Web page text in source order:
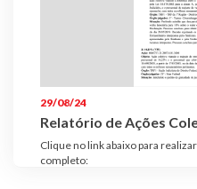
29/08/24
Relatório de Ações
Clique no link abaixo para
completo: